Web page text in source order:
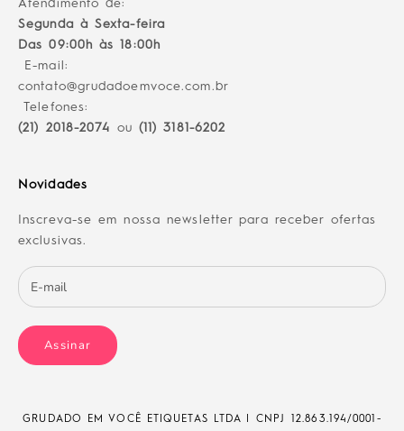
Atendimento de:
Segunda à Sexta-feira
Das 09:00h às 18:00h
E-mail:
contato@grudadoemvoce.com.br
Telefones:
(21) 2018-2074
ou (11) 3181-6202
Novidades
Inscreva-se em nossa newsletter para receber ofertas
exclusivas.
Assinar
GRUDADO EM VOCÊ ETIQUETAS LTDA | CNPJ
12.863.194/0001-